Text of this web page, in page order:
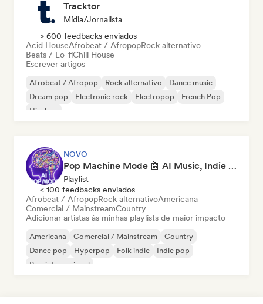
Tracktor
Mídia/Jornalista
> 600 feedbacks enviados
Acid HouseAfrobeat / AfropopRock alternativo
Beats / Lo-fiChill House
Escrever artigos
Afrobeat / Afropop Rock alternativo
Dance music
Dream pop
Electronic rock Electropop
French Pop
Hip-hop
NOVO
Pop Machine Mode 🤖 AI Music, Indie Pop & Dream Pop
Playlist
< 100 feedbacks enviados
Afrobeat / AfropopRock alternativoAmericana
Comercial / MainstreamCountry
Adicionar artistas às minhas playlists de maior impacto
Americana Comercial / Mainstream
Country
Dance pop
Hyperpop Folk indie
Indie pop
Pop internacional